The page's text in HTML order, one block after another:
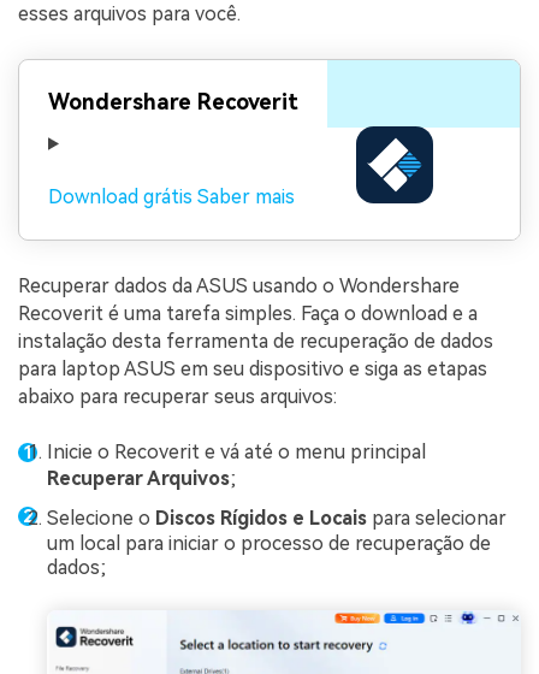
esses arquivos para você.
Wondershare Recoverit
Download grátis Saber mais
Recuperar dados da ASUS usando o Wondershare
Recoverit é uma tarefa simples. Faça o download e a
instalação desta ferramenta de recuperação de dados
para laptop ASUS em seu dispositivo e siga as etapas
abaixo para recuperar seus arquivos:
Inicie o Recoverit e vá até o menu principal
Recuperar Arquivos;
Selecione o Discos Rígidos e Locais para selecionar
um local para iniciar o processo de recuperação de
dados;